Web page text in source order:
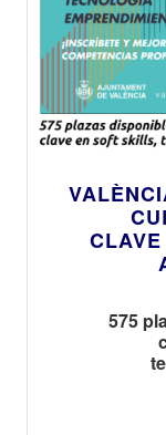
575